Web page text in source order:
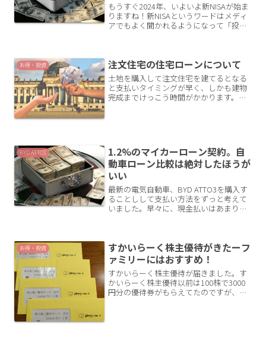
もうすぐ2024年、いよいよ新NISAが始ま
りますね！新NISAというワードはメディ
アでもよく聞かれるようになって「投
券...
お得・投資 注文住宅の住宅ローンについて
土地を購入して注文住宅を建てるとなる
と支払いタイミングが早く、しかも建物
完成までけっこう時間がかかります。最
BYD ATTO3
1.2%のマイカーローン契約。自
動車ローン比較は絶対したほうが
いい
最新の電気自動車、BYD ATTO3を購入す
ることしして支払い方法をずっと考えて
いました。早々に、現金払いはあまり得
お得だと考察して...
お得・投資
すかいらーく株主優待がきたーフ
ァミリーにはおすすめ！
すかいらーく株主優待が届きました。す
かいらーく株主優待以前は100株で3000
円分の優待券がもらえてたのですが、現